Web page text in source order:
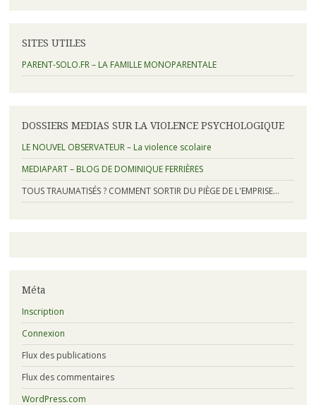
SITES UTILES
PARENT-SOLO.FR – LA FAMILLE MONOPARENTALE
DOSSIERS MEDIAS SUR LA VIOLENCE PSYCHOLOGIQUE
LE NOUVEL OBSERVATEUR – La violence scolaire
MEDIAPART – BLOG DE DOMINIQUE FERRIÈRES
TOUS TRAUMATISÉS ? COMMENT SORTIR DU PIÈGE DE L'EMPRISE…
Méta
Inscription
Connexion
Flux des publications
Flux des commentaires
WordPress.com